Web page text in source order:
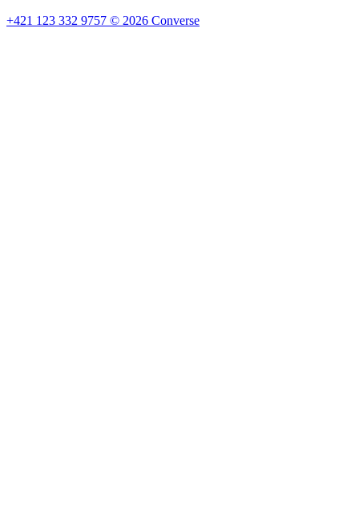
+421 123 332 9757 © 2026 Converse